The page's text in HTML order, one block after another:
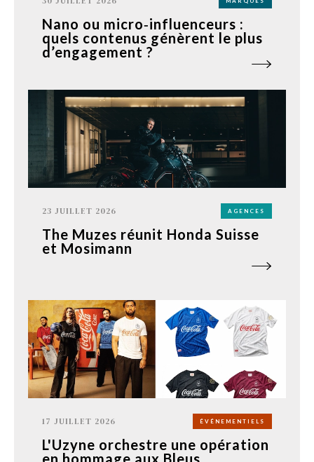
Nano ou micro‑influenceurs :
quels contenus génèrent le plus
d’engagement ?
23 JUILLET 2026 AGENCES
The Muzes réunit Honda Suisse
et Mosimann
17 JUILLET 2026 ÉVÉNEMENTIELS
L'Uzyne orchestre une opération
en hommage aux Bleus